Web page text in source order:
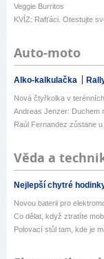
Veggie Burritos
KVÍZ: Rafťáci. Otestujte
Auto-moto
Alko-kalkulačka
Nová čtyřkolka v
Andreas Jenzer: Duchem
Raúl Fernandez zůstane
Věda a
Nejlepší chytré
Novou baterii pro
Co dělat, když ztratíte
Polovací stůl tam, kde je